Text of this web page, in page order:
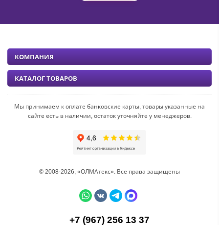
Мы принимаем к оплате банковские карты, товары указанные на
сайте есть в наличии, остаток уточняйте у менеджеров.
© 2008-2026, «ОЛМАтекс». Все права защищены
КОМПАНИЯ
КАТАЛОГ ТОВАРОВ
+7 (967) 256 13 37